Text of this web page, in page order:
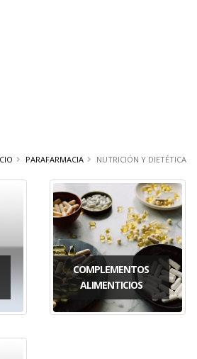
PARAFARMACIA NUTRICIÓN Y DIETÉTICA
COMPLEMENTOS
ALIMENTICIOS